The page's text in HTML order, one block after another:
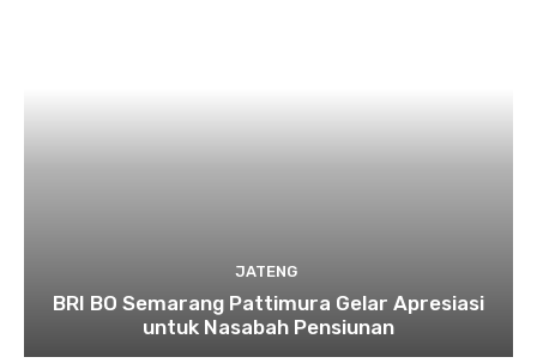
JATENG
BRI BO Semarang Pattimura Gelar Apresiasi
untuk Nasabah Pensiunan